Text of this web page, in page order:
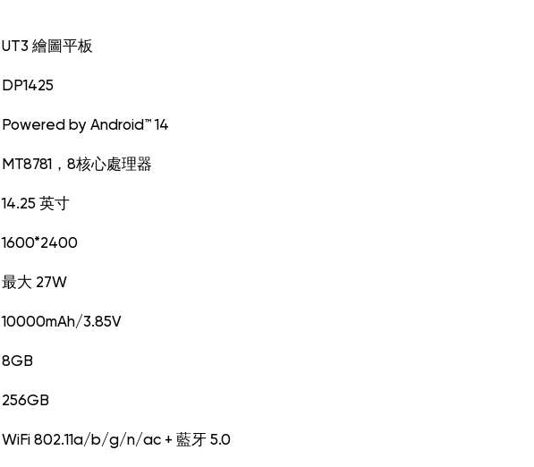
UT3 繪圖平板
DP1425
Powered by Android™ 14
MT8781，8核心處理器
14.25 英寸
1600*2400
最大 27W
10000mAh/3.85V
8GB
256GB
WiFi 802.11a/b/g/n/ac + 藍牙 5.0